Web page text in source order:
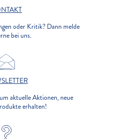
oder Kritik? Dann melde
bei uns.
aktuelle Aktionen, neue
erhalten!